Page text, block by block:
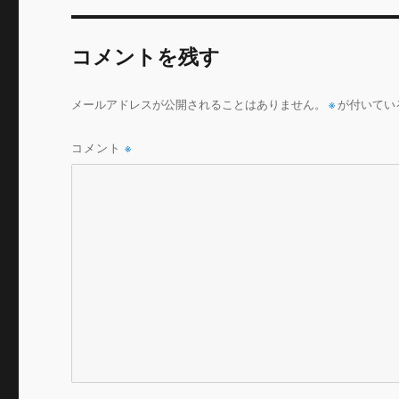
b
k
r
コメントを残す
メールアドレスが公開されることはありません。 ※ が付いて
コメント※